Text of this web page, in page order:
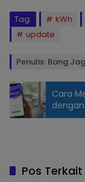
Tag: kWh
update
Penulis: Bang
Cara
Pos Terkait